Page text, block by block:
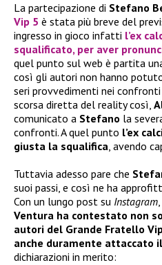
La partecipazione di Stefano
Vip 5 è stata più breve del
ingresso in gioco infatti l’ex
squalificato, per aver
quel punto sul web è partita
così gli autori non hanno
seri provvedimenti nei confronti
scorsa diretta del reality così,
comunicato a Stefano la
confronti. A quel punto l’ex
giusta la squalifica, avendo
Tuttavia adesso pare che
suoi passi, e così ne ha
Con un lungo post su Instagram,
Ventura ha contestato non
autori del Grande Fratello
anche duramente attaccato
dichiarazioni in merito: